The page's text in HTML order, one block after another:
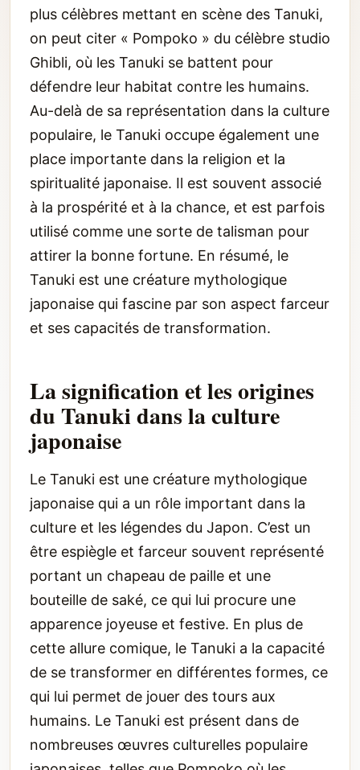
plus célèbres mettant en scène des Tanuki,
on peut citer « Pompoko » du célèbre studio
Ghibli, où les Tanuki se battent pour
défendre leur habitat contre les humains.
Au-delà de sa représentation dans la culture
populaire, le Tanuki occupe également une
place importante dans la religion et la
spiritualité japonaise. Il est souvent associé
à la prospérité et à la chance, et est parfois
utilisé comme une sorte de talisman pour
attirer la bonne fortune. En résumé, le
Tanuki est une créature mythologique
japonaise qui fascine par son aspect farceur
et ses capacités de transformation.
La signification et les origines
du Tanuki dans la culture
japonaise
Le Tanuki est une créature mythologique
japonaise qui a un rôle important dans la
culture et les légendes du Japon. C’est un
être espiègle et farceur souvent représenté
portant un chapeau de paille et une
bouteille de saké, ce qui lui procure une
apparence joyeuse et festive. En plus de
cette allure comique, le Tanuki a la capacité
de se transformer en différentes formes, ce
qui lui permet de jouer des tours aux
humains. Le Tanuki est présent dans de
nombreuses œuvres culturelles populaire